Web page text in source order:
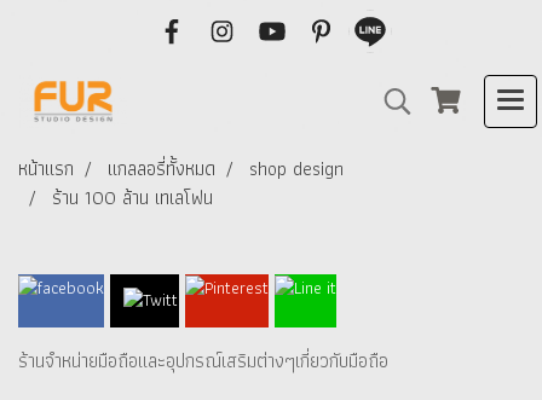
หน้าแรก แกลลอรี่ทั้งหมด
shop design
ร้าน 100 ล้าน เทเลโฟน
ร้านจำหน่ายมือถือและอุปกรณ์เสริมต่างๆเกี่ยวกับมือถือ